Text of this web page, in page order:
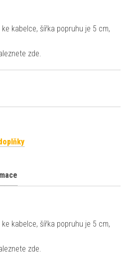
kabelce, šířka popruhu je 5 cm,
zde.
kabelce, šířka popruhu je 5 cm,
zde.